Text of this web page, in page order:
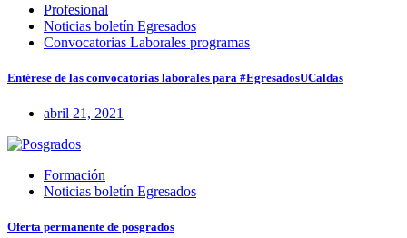
Profesional
Noticias boletín Egresados
Convocatorias Laborales programas
Entérese de las convocatorias laborales para #EgresadosUCaldas
abril 21, 2021
Formación
Noticias boletín Egresados
Oferta permanente de posgrados